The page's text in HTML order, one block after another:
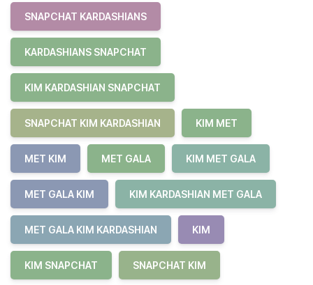
SNAPCHAT KARDASHIANS
KARDASHIANS SNAPCHAT
KIM KARDASHIAN SNAPCHAT
SNAPCHAT KIM KARDASHIAN KIM MET
MET KIM MET GALA KIM MET GALA
MET GALA KIM KIM KARDASHIAN MET GALA
MET GALA KIM KARDASHIAN KIM
KIM SNAPCHAT SNAPCHAT KIM